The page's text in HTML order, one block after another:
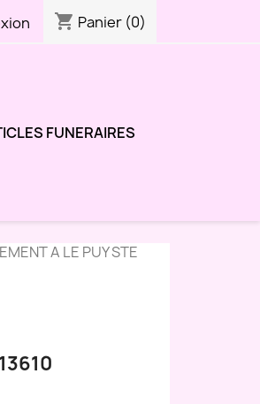
shopping_cart Panier (0)
FUNERAIRES
A LE PUY STE